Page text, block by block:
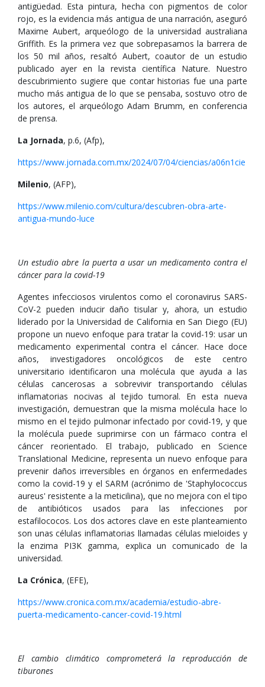
antigüedad. Esta pintura, hecha con pigmentos de color
rojo, es la evidencia más antigua de una narración, aseguró
Maxime Aubert, arqueólogo de la universidad australiana
Griffith. Es la primera vez que sobrepasamos la barrera de
los 50 mil años, resaltó Aubert, coautor de un estudio
publicado ayer en la revista científica Nature. Nuestro
descubrimiento sugiere que contar historias fue una parte
mucho más antigua de lo que se pensaba, sostuvo otro de
los autores, el arqueólogo Adam Brumm, en conferencia
de prensa.
La Jornada, p.6, (Afp),
https://www.jornada.com.mx/2024/07/04/ciencias/a06n1cie
Milenio, (AFP),
https://www.milenio.com/cultura/descubren-obra-arte-
antigua-mundo-luce
Un estudio abre la puerta a usar un medicamento contra el
cáncer para la covid-19
Agentes infecciosos virulentos como el coronavirus SARS-
CoV-2 pueden inducir daño tisular y, ahora, un estudio
liderado por la Universidad de California en San Diego (EU)
propone un nuevo enfoque para tratar la covid-19: usar un
medicamento experimental contra el cáncer. Hace doce
años, investigadores oncológicos de este centro
universitario identificaron una molécula que ayuda a las
células cancerosas a sobrevivir transportando células
inflamatorias nocivas al tejido tumoral. En esta nueva
investigación, demuestran que la misma molécula hace lo
mismo en el tejido pulmonar infectado por covid-19, y que
la molécula puede suprimirse con un fármaco contra el
cáncer reorientado. El trabajo, publicado en Science
Translational Medicine, representa un nuevo enfoque para
prevenir daños irreversibles en órganos en enfermedades
como la covid-19 y el SARM (acrónimo de 'Staphylococcus
aureus' resistente a la meticilina), que no mejora con el tipo
de antibióticos usados para las infecciones por
estafilococos. Los dos actores clave en este planteamiento
son unas células inflamatorias llamadas células mieloides y
la enzima PI3K gamma, explica un comunicado de la
universidad.
La Crónica, (EFE),
https://www.cronica.com.mx/academia/estudio-abre-
puerta-medicamento-cancer-covid-19.html
El cambio climático comprometerá la reproducción de
tiburones